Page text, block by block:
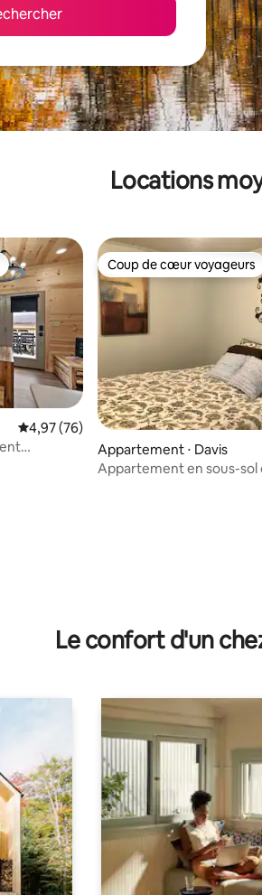
Locations
plus appréciés
Évaluation moyenne sur la base de 76
4,97 (76)
Coup de cœur voyageurs
Coup de cœur voyageurs
Appartement ⋅ Davis
Appartement en sous-
Le confort d'un